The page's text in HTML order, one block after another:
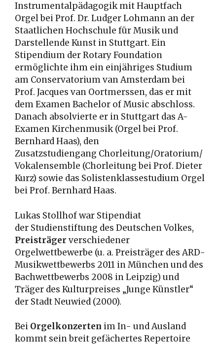
Instrumentalpädagogik mit Hauptfach
Orgel bei Prof. Dr. Ludger Lohmann an der
Staatlichen Hochschule für Musik und
Darstellende Kunst in Stuttgart. Ein
Stipendium der Rotary Foundation
ermöglichte ihm ein einjähriges Studium
am Conservatorium van Amsterdam bei
Prof. Jacques van Oortmerssen, das er mit
dem Examen Bachelor of Music abschloss.
Danach absolvierte er in Stuttgart das A-
Examen Kirchenmusik (Orgel bei Prof.
Bernhard Haas), den
Zusatzstudiengang Chorleitung/Oratorium/
Vokalensemble (Chorleitung bei Prof. Dieter
Kurz) sowie das Solistenklassestudium Orgel
bei Prof. Bernhard Haas.
Lukas Stollhof war Stipendiat
der Studienstiftung des Deutschen Volkes,
Preisträger verschiedener
Orgelwettbewerbe (u. a. Preisträger des ARD-
Musikwettbewerbs 2011 in München und des
Bachwettbewerbs 2008 in Leipzig) und
Träger des Kulturpreises „Junge Künstler“
der Stadt Neuwied (2000).
Bei Orgelkonzerten im In- und Ausland
kommt sein breit gefächertes Repertoire